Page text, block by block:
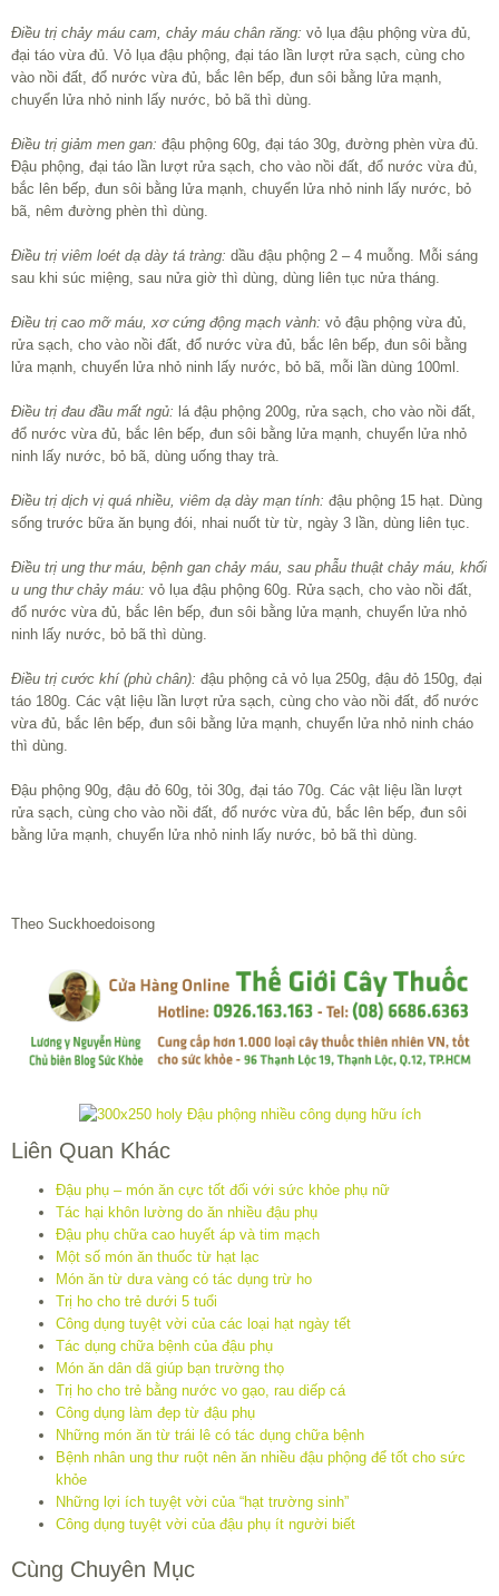
Điều trị chảy máu cam, chảy máu chân răng: vỏ lụa đậu phộng vừa đủ,
đại táo vừa đủ. Vỏ lụa đậu phộng, đại táo lần lượt rửa sạch, cùng cho
vào nồi đất, đổ nước vừa đủ, bắc lên bếp, đun sôi bằng lửa mạnh,
chuyển lửa nhỏ ninh lấy nước, bỏ bã thì dùng.
Điều trị giảm men gan: đậu phộng 60g, đại táo 30g, đường phèn vừa đủ.
Đậu phộng, đại táo lần lượt rửa sạch, cho vào nồi đất, đổ nước vừa đủ,
bắc lên bếp, đun sôi bằng lửa mạnh, chuyển lửa nhỏ ninh lấy nước, bỏ
bã, nêm đường phèn thì dùng.
Điều trị viêm loét dạ dày tá tràng: dầu đậu phộng 2 – 4 muỗng. Mỗi sáng
sau khi súc miệng, sau nửa giờ thì dùng, dùng liên tục nửa tháng.
Điều trị cao mỡ máu, xơ cứng động mạch vành: vỏ đậu phộng vừa đủ,
rửa sạch, cho vào nồi đất, đổ nước vừa đủ, bắc lên bếp, đun sôi bằng
lửa mạnh, chuyển lửa nhỏ ninh lấy nước, bỏ bã, mỗi lần dùng 100ml.
Điều trị đau đầu mất ngủ: lá đậu phộng 200g, rửa sạch, cho vào nồi đất,
đổ nước vừa đủ, bắc lên bếp, đun sôi bằng lửa mạnh, chuyển lửa nhỏ
ninh lấy nước, bỏ bã, dùng uống thay trà.
Điều trị dịch vị quá nhiều, viêm dạ dày mạn tính: đậu phộng 15 hạt. Dùng
sống trước bữa ăn bụng đói, nhai nuốt từ từ, ngày 3 lần, dùng liên tục.
Điều trị ung thư máu, bệnh gan chảy máu, sau phẫu thuật chảy máu, khối
u ung thư chảy máu: vỏ lụa đậu phộng 60g. Rửa sạch, cho vào nồi đất,
đổ nước vừa đủ, bắc lên bếp, đun sôi bằng lửa mạnh, chuyển lửa nhỏ
ninh lấy nước, bỏ bã thì dùng.
Điều trị cước khí (phù chân): đậu phộng cả vỏ lụa 250g, đậu đỏ 150g, đại
táo 180g. Các vật liệu lần lượt rửa sạch, cùng cho vào nồi đất, đổ nước
vừa đủ, bắc lên bếp, đun sôi bằng lửa mạnh, chuyển lửa nhỏ ninh cháo
thì dùng.
Đậu phộng 90g, đậu đỏ 60g, tỏi 30g, đại táo 70g. Các vật liệu lần lượt
rửa sạch, cùng cho vào nồi đất, đổ nước vừa đủ, bắc lên bếp, đun sôi
bằng lửa mạnh, chuyển lửa nhỏ ninh lấy nước, bỏ bã thì dùng.
Theo Suckhoedoisong
Liên Quan Khác
Đậu phụ – món ăn cực tốt đối với sức khỏe phụ nữ
Tác hại khôn lường do ăn nhiều đậu phụ
Đậu phụ chữa cao huyết áp và tim mạch
Một số món ăn thuốc từ hạt lạc
Món ăn từ dưa vàng có tác dụng trừ ho
Trị ho cho trẻ dưới 5 tuổi
Công dụng tuyệt vời của các loại hạt ngày tết
Tác dụng chữa bệnh của đậu phụ
Món ăn dân dã giúp bạn trường thọ
Trị ho cho trẻ bằng nước vo gạo, rau diếp cá
Công dụng làm đẹp từ đậu phụ
Những món ăn từ trái lê có tác dụng chữa bệnh
Bệnh nhân ung thư ruột nên ăn nhiều đậu phộng để tốt cho sức
khỏe
Những lợi ích tuyệt vời của “hạt trường sinh”
Công dụng tuyệt vời của đậu phụ ít người biết
Cùng Chuyên Mục